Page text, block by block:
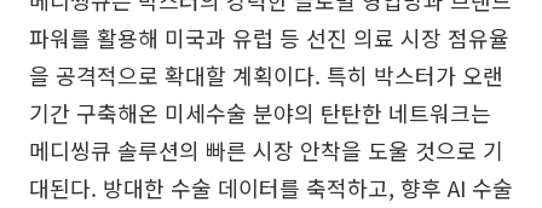
파워를 활용해 미국과 유럽 등 선진 의료 시장 점유율
을 공격적으로 확대할 계획이다. 특히 박스터가 오랜
기간 구축해온 미세수술 분야의 탄탄한 네트워크는
메디씽큐 솔루션의 빠른 시장 안착을 도울 것으로 기
대된다. 방대한 수술 데이터를 축적하고, 향후 AI 수술